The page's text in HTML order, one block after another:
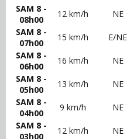
SAM 8 -
08h00
12 km/h
NE
SAM 8 -
07h00
15 km/h
E/NE
SAM 8 -
06h00
16 km/h
NE
SAM 8 -
05h00
13 km/h
NE
SAM 8 -
04h00
9 km/h
NE
SAM 8 -
03h00
12 km/h
NE